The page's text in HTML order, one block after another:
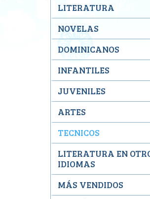
LITERATURA
NOVELAS
DOMINICANOS
INFANTILES
JUVENILES
ARTES
TECNICOS
LITERATURA EN
IDIOMAS
MÁS VENDIDOS